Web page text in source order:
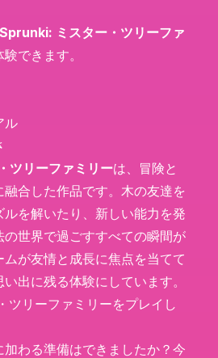
Sprunki: ミスター・ツリーファ
できます。
ル
ツリーファミリーは、冒険と
合した作品です。木の友達を
を解いたり、新しい能力を発
の世界で過ごすすべての瞬間が
が友情と成長に焦点を当てて
出に残る体験にしています。
ツリーファミリーをプレイし
わる準備はできましたか？今